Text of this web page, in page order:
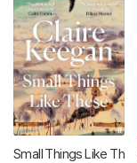
Small Things Like Th